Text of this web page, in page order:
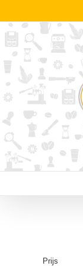
inhoud
Prijs